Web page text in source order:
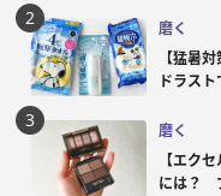
磨く
【猛暑
ドラス
磨く
【エク
には？